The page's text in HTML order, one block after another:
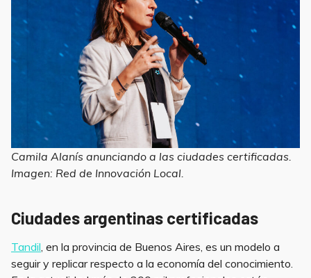
Camila Alanís anunciando a las ciudades certificadas.
Imagen: Red de Innovación Local.
Ciudades argentinas certificadas
Tandil , en la provincia de Buenos Aires, es un modelo a
seguir y replicar respecto a la economía del conocimiento.